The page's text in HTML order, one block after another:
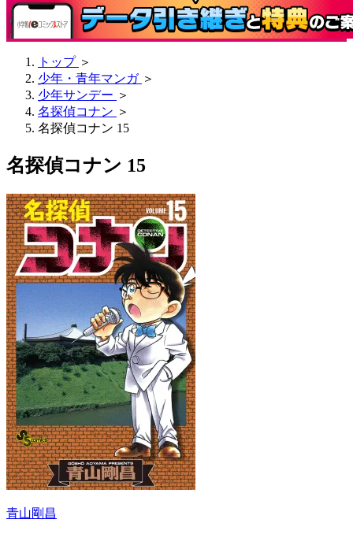
トップ ＞
少年・青年マンガ ＞
少年サンデー ＞
名探偵コナン ＞
名探偵コナン 15
名探偵コナン 15
青山剛昌